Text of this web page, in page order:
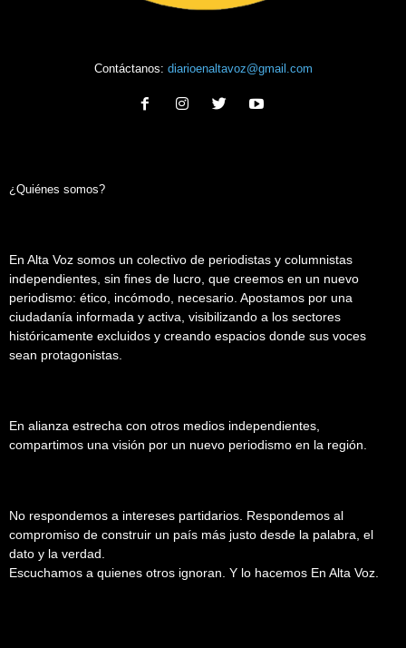
Contáctanos: diarioenaltavoz@gmail.com
¿Quiénes somos?
En Alta Voz somos un colectivo de periodistas y columnistas
independientes, sin fines de lucro, que creemos en un nuevo
periodismo: ético, incómodo, necesario. Apostamos por una
ciudadanía informada y activa, visibilizando a los sectores
históricamente excluidos y creando espacios donde sus voces
sean protagonistas.
En alianza estrecha con otros medios independientes,
compartimos una visión por un nuevo periodismo en la región.
No respondemos a intereses partidarios. Respondemos al
compromiso de construir un país más justo desde la palabra, el
dato y la verdad.
Escuchamos a quienes otros ignoran. Y lo hacemos En Alta Voz.